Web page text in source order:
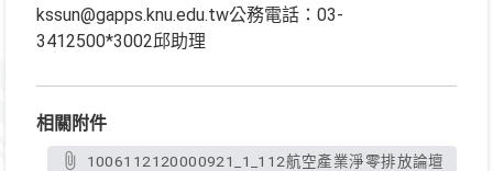
kssun@gapps.knu.edu.tw公務電話：03-
3412500*3002邱助理
相關附件